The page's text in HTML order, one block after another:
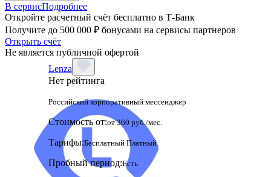
В сервисПодробнее
Откройте расчетный счёт бесплатно в Т-Банк
Получите до 500 000 ₽ бонусами на сервисы партнеров
Открыть счёт
Не является публичной офертой
Lenza
Нет рейтинга
Российский корпоративный мессенджер
Стоимость от:от 360 руб./мес.
Тарифы:Бесплатный Платный
Пробный период:Есть